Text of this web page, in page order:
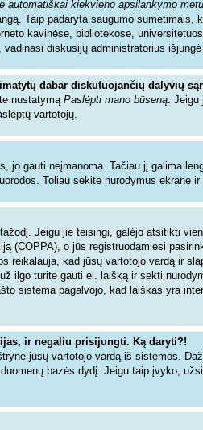
automatiškai kiekvieno apsilankymo metu
Taip padaryta saugumo sumetimais,
kavinėse, bibliotekose,
diskusijų administratorius
dabar diskutuojančių dalyvių
nustatymą Paslėpti mano būseną. Jeigu
vartotojų.
jo gauti neįmanoma. Tačiau jį galima
Toliau sekite nurodymus ekrane
Jeigu jie teisingi, galėjo atsitikti
(COPPA), o jūs registruodamiesi
reikalauja, kad jūsų vartotojo vardą ir
ilgo turite gauti el. laišką ir sekti
sistema pagalvojo, kad laiškas yra
ir negaliu prisijungti. Ką daryti?!
jūsų vartotojo vardą iš sistemos.
bazės dydį. Jeigu taip įvyko,